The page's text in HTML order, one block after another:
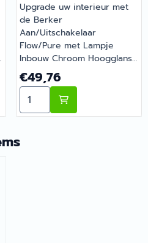
Aan/Uitschakelaar Flow/
Upgrade uw interieur met
de Berker
Aan/Uitschakelaar
Flow/Pure met Lampje
Inbouw Chroom Hoogglans
1. Aan/uitschakelaar met
controlelampje. Voor
verlichting en
controleschakeling. Alleen
voor 12V systemen. |
Prijs: 49,76
€49,76
Aantal kiezen voor